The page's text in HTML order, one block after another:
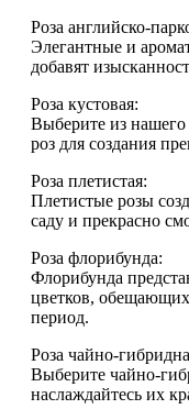
Роза английско-
Элегантные и
добавят
Роза кустовая:
Выберите из
роз для создания
Роза плетистая:
Плетистые розы
саду и прекрасно
Роза флорибунда:
Флорибунда
цветков,
период.
Роза чайно-
Выберите чайно-
наслаждайтесь их